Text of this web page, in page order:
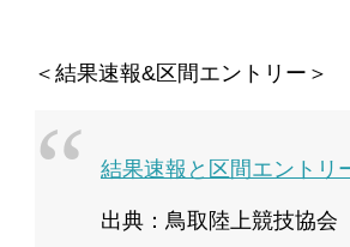
＜結果速報&区間エントリー＞
結果速報と区間エントリ
出典：鳥取陸上競技協会